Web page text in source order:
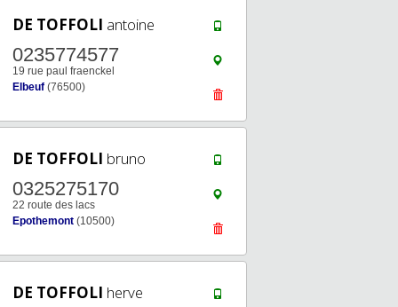
DE TOFFOLI antoine
0235774577
19 rue paul fraenckel
Elbeuf (76500)
DE TOFFOLI bruno
0325275170
22 route des lacs
Epothemont (10500)
DE TOFFOLI herve